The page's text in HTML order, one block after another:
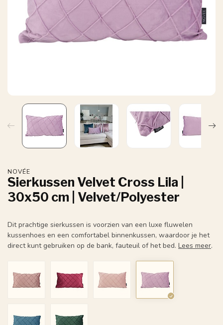
NOVÉE
Sierkussen Velvet Cross Lila |
30x50 cm | Velvet/Polyester
Dit prachtige sierkussen is voorzien van een luxe fluwelen
kussenhoes en een comfortabel binnenkussen, waardoor je het
direct kunt gebruiken op de bank, fauteuil of het bed. Lees meer.